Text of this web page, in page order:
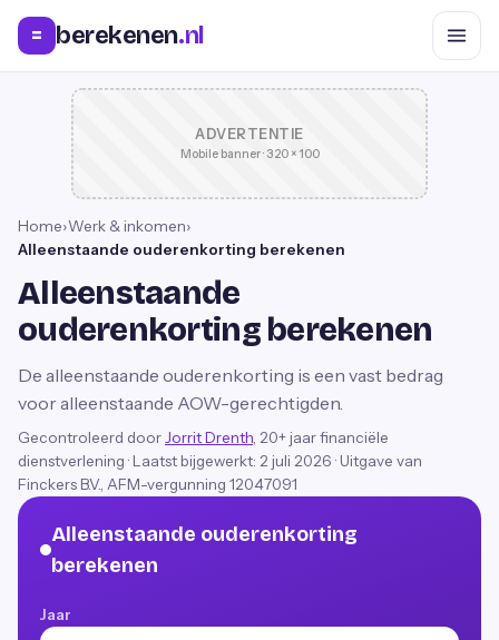
= berekenen.nl
ADVERTENTIE
Mobile banner · 320 × 100
Home›Werk & inkomen›
Alleenstaande ouderenkorting berekenen
Alleenstaande
ouderenkorting berekenen
De alleenstaande ouderenkorting is een vast bedrag
voor alleenstaande AOW-gerechtigden.
Gecontroleerd door Jorrit Drenth , 20+ jaar financiële
dienstverlening · Laatst bijgewerkt: 2 juli 2026 · Uitgave van
Finckers B.V., AFM-vergunning 12047091
Alleenstaande ouderenkorting
berekenen
Jaar